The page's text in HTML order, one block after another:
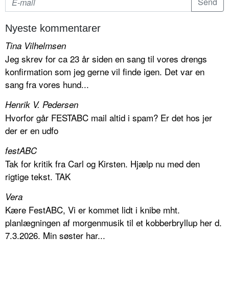
Nyeste kommentarer
Tina Vilhelmsen
Jeg skrev for ca 23 år siden en sang til vores drengs
konfirmation som jeg gerne vil finde igen. Det var en
sang fra vores hund...
Henrik V. Pedersen
Hvorfor går FESTABC mail altid i spam? Er det hos jer
der er en udfo
festABC
Tak for kritik fra Carl og Kirsten. Hjælp nu med den
rigtige tekst. TAK
Vera
Kære FestABC, Vi er kommet lidt i knibe mht.
planlægningen af morgenmusik til et kobberbryllup her d.
7.3.2026. Min søster har...